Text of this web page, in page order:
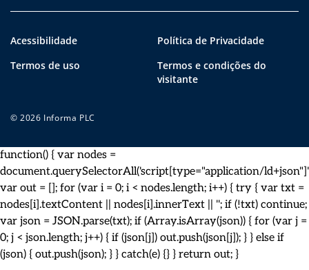
Acessibilidade
Política de Privacidade
Termos de uso
Termos e condições do
visitante
© 2026 Informa PLC
function() { var nodes =
document.querySelectorAll('script[type="application/
var out = []; for (var i = 0; i < nodes.length; i++) { try { var txt =
nodes[i].textContent || nodes[i].innerText || ''; if (!txt) continue;
var json = JSON.parse(txt); if (Array.isArray(json)) { for (var j =
0; j < json.length; j++) { if (json[j]) out.push(json[j]); } } else if
(json) { out.push(json); } } catch(e) {} } return out; }